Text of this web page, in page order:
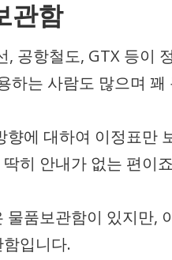
관함
, 공항철도, GTX 등이
하는 사람도 많으며 꽤
향에 대하여 이정표만
히 안내가 없는 편이
물품보관함이 있지만,
입니다.